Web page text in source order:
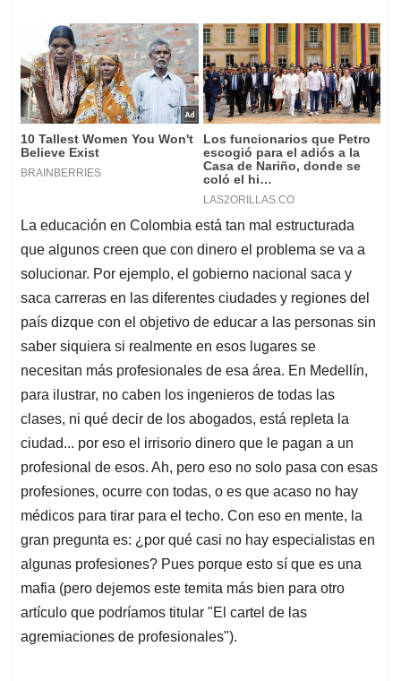
La educación en Colombia está tan mal estructurada
que algunos creen que con dinero el problema se va a
solucionar. Por ejemplo, el gobierno nacional saca y
saca carreras en las diferentes ciudades y regiones del
país dizque con el objetivo de educar a las personas sin
saber siquiera si realmente en esos lugares se
necesitan más profesionales de esa área. En Medellín,
para ilustrar, no caben los ingenieros de todas las
clases, ni qué decir de los abogados, está repleta la
ciudad... por eso el irrisorio dinero que le pagan a un
profesional de esos. Ah, pero eso no solo pasa con esas
profesiones, ocurre con todas, o es que acaso no hay
médicos para tirar para el techo. Con eso en mente, la
gran pregunta es: ¿por qué casi no hay especialistas en
algunas profesiones? Pues porque esto sí que es una
mafia (pero dejemos este temita más bien para otro
artículo que podríamos titular "El cartel de las
agremiaciones de profesionales").